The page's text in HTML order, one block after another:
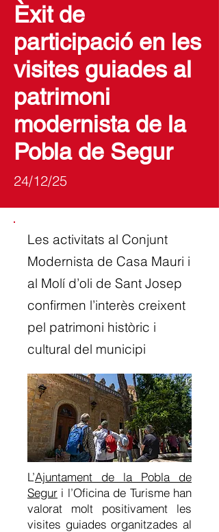
Èxit de
participació en les
visites guiades al
patrimoni
modernista de la
Pobla de Segur
24/12/25
Les activitats al Conjunt
Modernista de Casa Mauri i
al Molí d’oli de Sant Josep
confirmen l’interès creixent
pel patrimoni històric i
cultural del municipi
L’Ajuntament de la Pobla de
Segur i l’Oficina de Turisme han
valorat molt positivament les
visites guiades organitzades al